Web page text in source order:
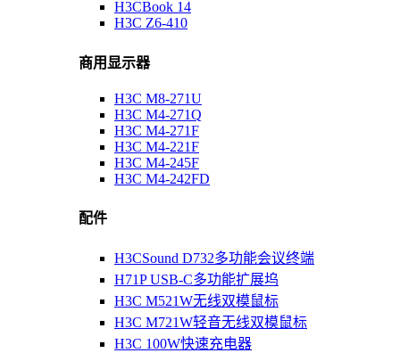
H3CBook 14
H3C Z6-410
商用显示器
H3C M8-271U
H3C M4-271Q
H3C M4-271F
H3C M4-221F
H3C M4-245F
H3C M4-242FD
配件
H3CSound D732多功能会议终端
H71P USB-C多功能扩展坞
H3C M521W无线双模鼠标
H3C M721W轻音无线双模鼠标
H3C 100W快速充电器